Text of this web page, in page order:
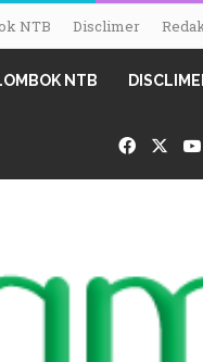
NTB Disclimer
NTB